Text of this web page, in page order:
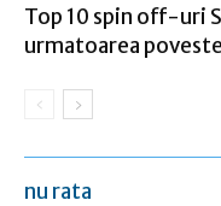
Top 10 spin off-uri
urmatoarea
nu rata